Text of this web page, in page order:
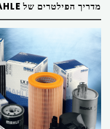
מדריך הפילטרים של MAHLE